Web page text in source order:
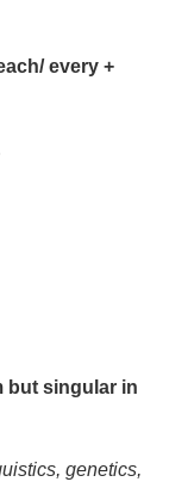
every +
but singular in
genetics,